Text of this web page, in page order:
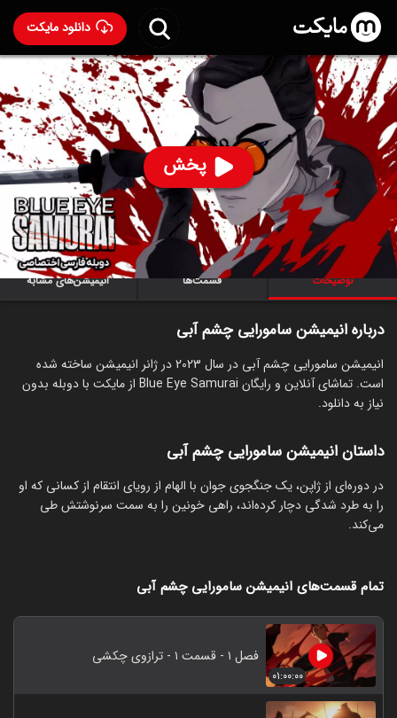
دانلود مایکت
پخش
انیمیشن سامورایی چشم آبی با دوبله فارسی - Blue Eye
Samurai 2023
۴۹۴ 89 % ۸.۷
ساخت آمریکا سال 2023
رده سنی ۱۸+
انیمیشن اکشن ماجراجویی درام
توضیحات قسمت‌ها انیمیشن‌های مشابه
درباره انیمیشن سامورایی چشم آبی
انیمیشن سامورایی چشم آبی در سال 2023 در ژانر انیمیشن ساخته شده
است. تماشای آنلاین و رایگان Blue Eye Samurai از مایکت با دوبله بدون
نیاز به دانلود.
داستان انیمیشن سامورایی چشم آبی
در دوره‌ای از ژاپن، یک جنگجوی جوان با الهام از رویای انتقام از کسانی که او
را به طرد شدگی دچار کرده‌اند، راهی خونین را به سمت سرنوشتش طی
می‌کند.
تمام قسمت‌های انیمیشن سامورایی چشم آبی
۰۱:۰۰:۰۰
فصل ۱ - قسمت ۱ - ترازوی چکشی